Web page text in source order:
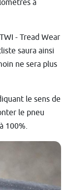
à
- Tread Wear
saura ainsi
ne sera plus
le sens de
le pneu
100%.